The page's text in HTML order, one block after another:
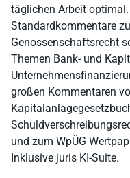
täglichen Arbeit
Standardkommentare
Genossenschaftsrecht
Themen Bank- und
großen Kommentaren
und zum WpÜG
Inklusive juris KI-Suite.